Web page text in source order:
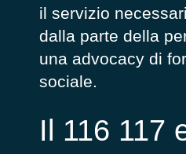
il servizio
dalla parte della
una advocacy di
sociale.
Il 116 117